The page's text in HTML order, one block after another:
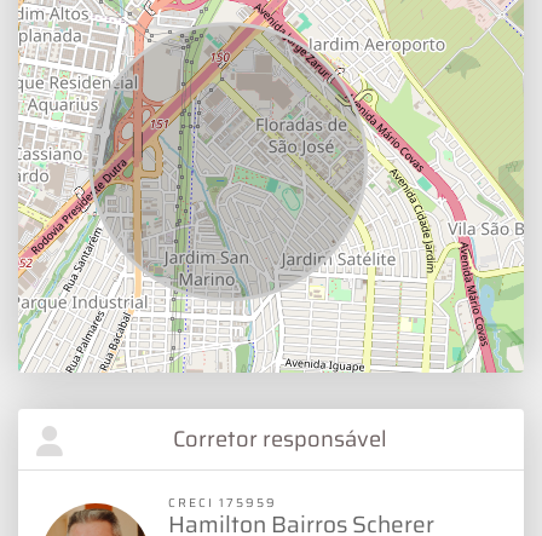
Corretor responsável
CRECI 175959
Hamilton Bairros Scherer